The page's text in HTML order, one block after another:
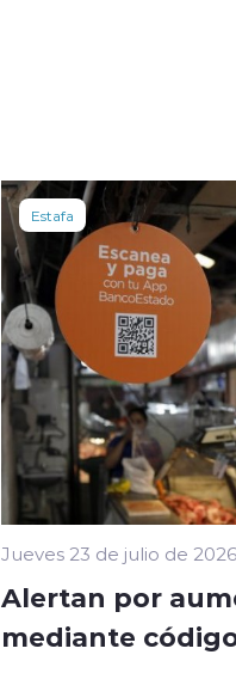
Estafa
Jueves 23 de julio de 2026
Alertan por
mediante